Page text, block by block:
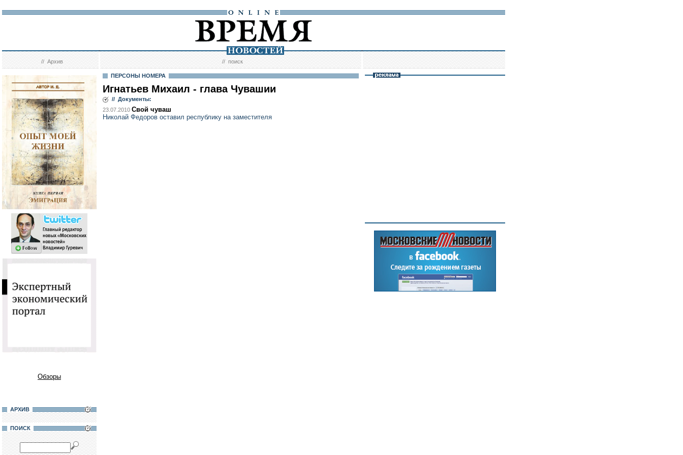
//Архив //поиск
Обзоры
АРХИВ
ПОИСК
ПЕРСОНЫ НОМЕРА
Игнатьев Михаил - глава Чувашии
// Документы:
23.07.2010 Свой чуваш
Николай Федоров оставил республику на заместителя